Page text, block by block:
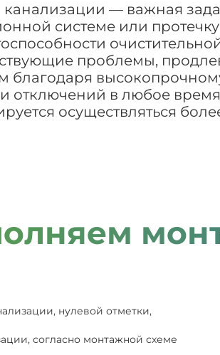
— важная
системе или
проблемы,
отключений в любое
осуществляться
нулевой отметки,
согласно монтажной схеме